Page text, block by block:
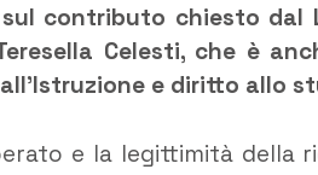
contributo chiesto dal
Celesti, che è
e diritto allo
e la legittimità della